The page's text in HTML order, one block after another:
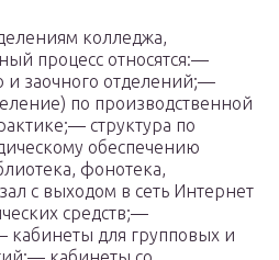
колледжа,
процесс относятся:—
и заочного отделений;—
по производственной
структура по
обеспечению
фонотека,
с выходом в сеть Интернет
средств;—
для групповых и